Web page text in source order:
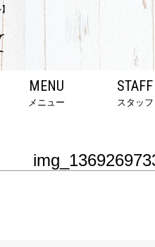
MENU
メニュー
STAFF
スタッフ